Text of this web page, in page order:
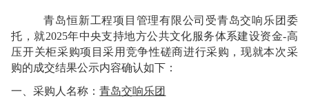
青岛恒新工程项目管理有限公司受青岛交响乐团委
托，就2025年中央支持地方公共文化服务体系建设资金-高
压开关柜采购项目采用竞争性磋商进行采购，现就本次采
购的成交结果公示内容确认如下：
一、采购人名称：青岛交响乐团